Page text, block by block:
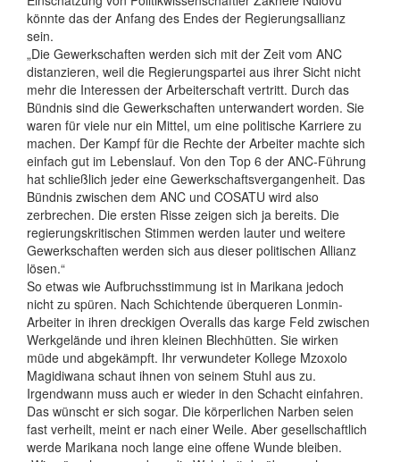
könnte das der Anfang des Endes der Regierungsallianz
sein.
„Die Gewerkschaften werden sich mit der Zeit vom ANC
distanzieren, weil die Regierungspartei aus ihrer Sicht nicht
mehr die Interessen der Arbeiterschaft vertritt. Durch das
Bündnis sind die Gewerkschaften unterwandert worden. Sie
waren für viele nur ein Mittel, um eine politische Karriere zu
machen. Der Kampf für die Rechte der Arbeiter machte sich
einfach gut im Lebenslauf. Von den Top 6 der ANC-Führung
hat schließlich jeder eine Gewerkschaftsvergangenheit. Das
Bündnis zwischen dem ANC und COSATU wird also
zerbrechen. Die ersten Risse zeigen sich ja bereits. Die
regierungskritischen Stimmen werden lauter und weitere
Gewerkschaften werden sich aus dieser politischen Allianz
lösen.“
So etwas wie Aufbruchsstimmung ist in Marikana jedoch
nicht zu spüren. Nach Schichtende überqueren Lonmin-
Arbeiter in ihren dreckigen Overalls das karge Feld zwischen
Werkgelände und ihren kleinen Blechhütten. Sie wirken
müde und abgekämpft. Ihr verwundeter Kollege Mzoxolo
Magidiwana schaut ihnen von seinem Stuhl aus zu.
Irgendwann muss auch er wieder in den Schacht einfahren.
Das wünscht er sich sogar. Die körperlichen Narben seien
fast verheilt, meint er nach einer Weile. Aber gesellschaftlich
werde Marikana noch lange eine offene Wunde bleiben.